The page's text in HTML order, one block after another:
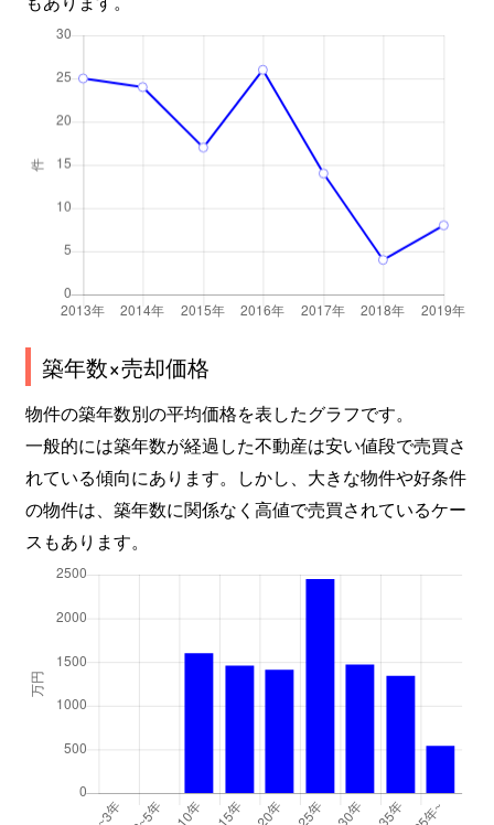
築年数×売却価格
物件の築年数別の平均価格を表したグラフです。
一般的には築年数が経過した不動産は安い値段で売買さ
れている傾向にあります。しかし、大きな物件や好条件
の物件は、築年数に関係なく高値で売買されているケー
スもあります。